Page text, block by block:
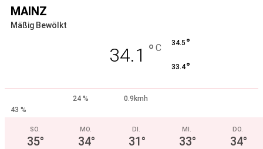
MAINZ
Mäßig Bewölkt
34.1 ° C 34.5 °
33.4°
24 %
0.9kmh
43 %
SO.
35°
MO.
34°
DI.
31°
MI.
33°
DO.
34°